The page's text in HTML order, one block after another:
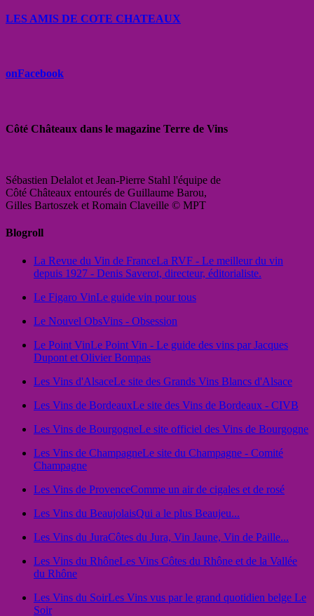
LES AMIS DE COTE CHATEAUX
onFacebook
Côté Châteaux dans le magazine Terre de Vins
Sébastien Delalot et Jean-Pierre Stahl l'équipe de
Côté Châteaux entourés de Guillaume Barou,
Gilles Bartoszek et Romain Claveille © MPT
Blogroll
La Revue du Vin de FranceLa RVF - Le meilleur du vin
depuis 1927 - Denis Saverot, directeur, éditorialiste.
Le Figaro VinLe guide vin pour tous
Le Nouvel ObsVins - Obsession
Le Point VinLe Point Vin - Le guide des vins par Jacques
Dupont et Olivier Bompas
Les Vins d'AlsaceLe site des Grands Vins Blancs d'Alsace
Les Vins de BordeauxLe site des Vins de Bordeaux - CIVB
Les Vins de BourgogneLe site officiel des Vins de Bourgogne
Les Vins de ChampagneLe site du Champagne - Comité
Champagne
Les Vins de ProvenceComme un air de cigales et de rosé
Les Vins du BeaujolaisQui a le plus Beaujeu...
Les Vins du JuraCôtes du Jura, Vin Jaune, Vin de Paille...
Les Vins du RhôneLes Vins Côtes du Rhône et de la Vallée
du Rhône
Les Vins du SoirLes Vins vus par le grand quotidien belge Le
Soir